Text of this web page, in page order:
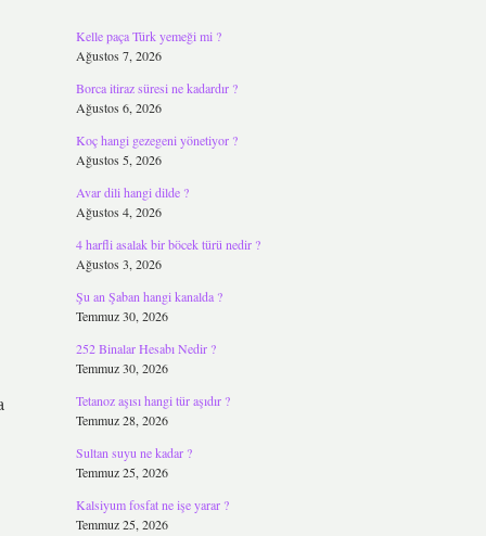
Kelle paça Türk yemeği mi ?
Ağustos 7, 2026
Borca itiraz süresi ne kadardır ?
Ağustos 6, 2026
Koç hangi gezegeni yönetiyor ?
Ağustos 5, 2026
Avar dili hangi dilde ?
Ağustos 4, 2026
4 harfli asalak bir böcek türü nedir ?
Ağustos 3, 2026
Şu an Şaban hangi kanalda ?
Temmuz 30, 2026
252 Binalar Hesabı Nedir ?
Temmuz 30, 2026
Tetanoz aşısı hangi tür aşıdır ?
Temmuz 28, 2026
Sultan suyu ne kadar ?
Temmuz 25, 2026
Kalsiyum fosfat ne işe yarar ?
Temmuz 25, 2026